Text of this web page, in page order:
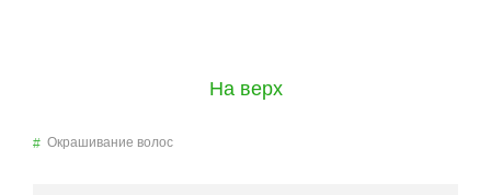
На верх
Окрашивание волос